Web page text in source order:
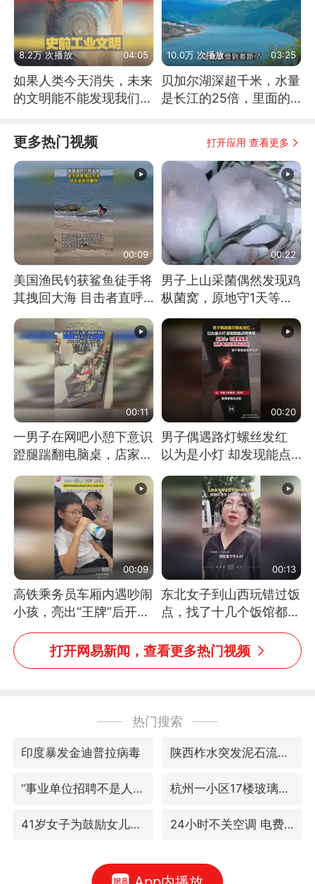
8.2万 次播放 04:05
如果人类今天消失，未来
的文明能不能发现我们存
10.0万 次播放 03:25
贝加尔湖深超千米，水量
是长江的25倍，里面的
更多热门视频 打开应用 查看更多
00:09
美国渔民钓获鲨鱼徒手将
其拽回大海 目击者直呼
震惊 （视频来源：参考
消息）
00:22
男子上山采菌偶然发现鸡
枞菌窝，原地守1天等它
长大：挖了140多朵
00:11
一男子在网吧小憩下意识
蹬腿踹翻电脑桌，店家3
台显示器与机械臂损坏
00:20
男子偶遇路灯螺丝发红
以为是小灯 却发现能点
燃香烟 当事人：已报警
处理
00:09
高铁乘务员车厢内遇吵闹
小孩，亮出“王牌”后开启
一键静音
00:13
东北女子到山西玩错过饭
点，找了十几个饭馆都没
开门：午休到几点
打开网易新闻，查看更多热门视频
热门搜索
印度暴发金迪普拉病毒 陕西柞水突发泥石流致1死2失联
“事业单位招聘不是人情买卖” 杭州一小区17楼玻璃幕墙爆裂
41岁女子为鼓励女儿考上985研究生 24小时不关空调 电费反而更低？